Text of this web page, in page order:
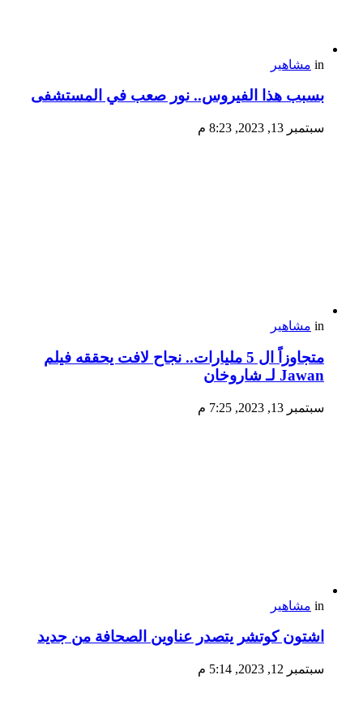
in مشاهير
بسبب هذا الفيروس.. نور صعب في المستشفى
سبتمبر 13, 2023, 8:23 م
in مشاهير
متجاوزاً ال 5 مليارات.. نجاح لافت يحققه فيلم
Jawan لـ شاروخان
سبتمبر 13, 2023, 7:25 م
in مشاهير
اشتون كوتشر يتصدر عناوين الصحافة من جديد
سبتمبر 12, 2023, 5:14 م